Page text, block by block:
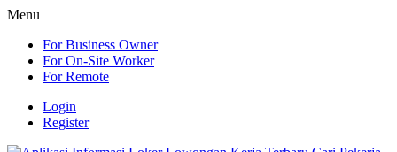
Menu
For Business Owner
For On-Site Worker
For Remote
Login
Register